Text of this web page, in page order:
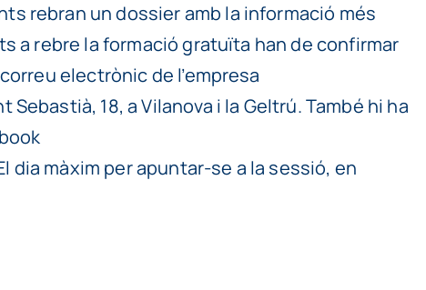
rebran un dossier amb la informació més
a rebre la formació gratuïta han de confirmar
electrònic de l’empresa
18, a Vilanova i la Geltrú. També hi ha
màxim per apuntar-se a la sessió, en